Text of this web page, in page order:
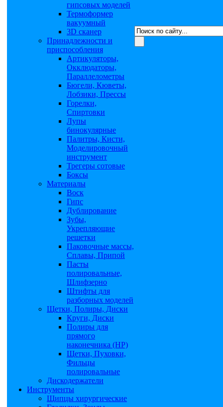
гипсовых моделей
Термоформер
вакуумный
3D сканер
Принадлежности и
приспособления
Артикуляторы,
Окклюдаторы,
Параллелометры
Бюгели, Кюветы,
Лобзики, Прессы
Горелки,
Спиртовки
Лупы
бинокулярные
Палитры, Кисти,
Моделировочный
инструмент
Трегеры сотовые
Боксы
Материалы
Воск
Гипс
Дублирование
Зубы,
Укрепляющие
решетки
Паковочные массы,
Сплавы, Припой
Пасты
полировальные,
Шлифзерно
Штифты для
разборных моделей
Щетки, Полиры, Диски
Круги, Диски
Полиры для
прямого
наконечника (НР)
Щетки, Пуховки,
Фильцы
полировальные
Дискодержатели
Инструменты
Щипцы хирургические